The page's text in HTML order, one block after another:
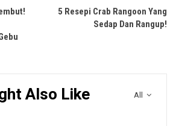
5 Resepi Crab Rangoon Yang
Sedap Dan Rangup!
All
Also Like